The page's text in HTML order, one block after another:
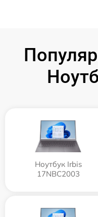
Ноутбук Irbis
17NBC2003